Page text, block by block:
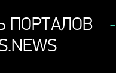
ПОРТАЛОВ